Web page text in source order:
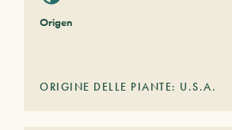
Origen
ORIGINE DELLE PIANTE: U.S.A.